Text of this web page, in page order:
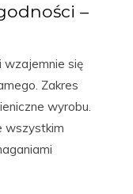
–
się
Zakres
wyrobu.
wszystkim